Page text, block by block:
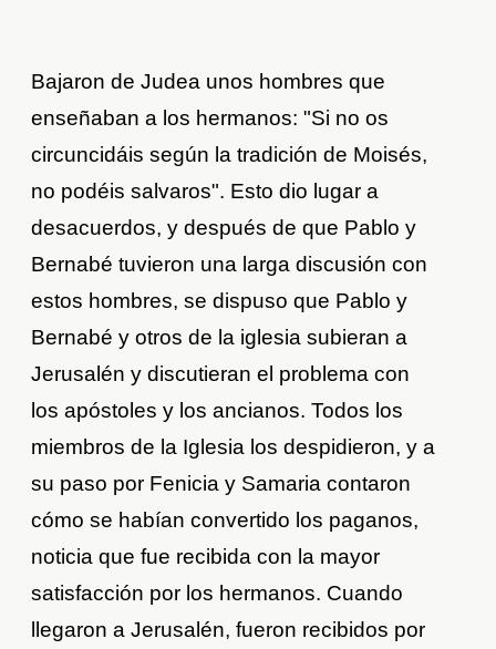
Bajaron de Judea unos hombres que
enseñaban a los hermanos: "Si no os
circuncidáis según la tradición de Moisés,
no podéis salvaros". Esto dio lugar a
desacuerdos, y después de que Pablo y
Bernabé tuvieron una larga discusión con
estos hombres, se dispuso que Pablo y
Bernabé y otros de la iglesia subieran a
Jerusalén y discutieran el problema con
los apóstoles y los ancianos. Todos los
miembros de la Iglesia los despidieron, y a
su paso por Fenicia y Samaria contaron
cómo se habían convertido los paganos,
noticia que fue recibida con la mayor
satisfacción por los hermanos. Cuando
llegaron a Jerusalén, fueron recibidos por